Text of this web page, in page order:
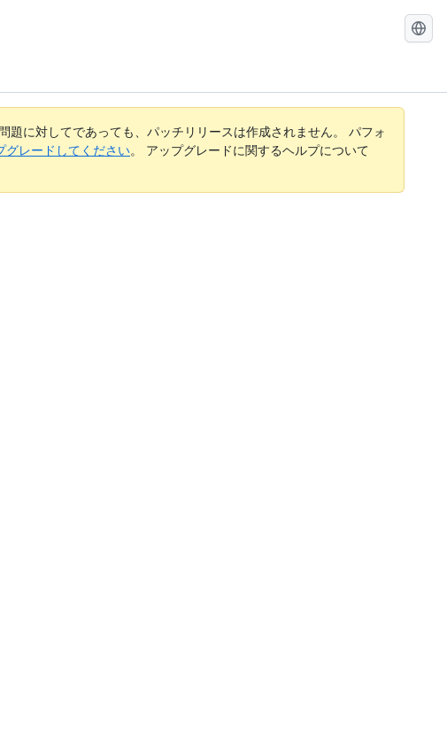
Search
題に対してであっても、パッチリリースは作成されません。 パフォ
レードしてください。 アップグレードに関するヘルプについて